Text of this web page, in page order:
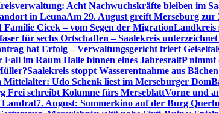
Acht Nachwuchskräfte bleiben im
in LeunaAm 29. August greift Merseburg
Cicek – vom Segen der MigrationLandkreis
für sechs Ortschaften – Saalekreis
hat Erfolg – Verwaltungsgericht friert
im Raum Halle binnen eines JahresralfP nimmt
Saalekreis stoppt Wasserentnahme aus
Mittelalter: Udo Schenk liest im Merseburger Dom
Frei schreibt Kolumne fürs MerseblattVorne und
Landrat7. August: Sommerkino auf der Burg